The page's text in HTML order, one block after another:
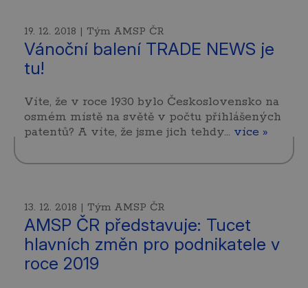
19. 12. 2018 | Tým AMSP ČR
Vánoční balení TRADE NEWS je
tu!
Víte, že v roce 1930 bylo Československo na
osmém místě na světě v počtu přihlášených
patentů? A víte, že jsme jich tehdy… více »
13. 12. 2018 | Tým AMSP ČR
AMSP ČR představuje: Tucet
hlavních změn pro podnikatele v
roce 2019